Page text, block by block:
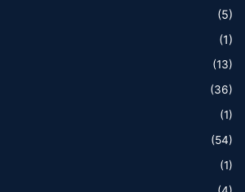
(5)
(1)
(13)
(36)
(1)
(54)
(1)